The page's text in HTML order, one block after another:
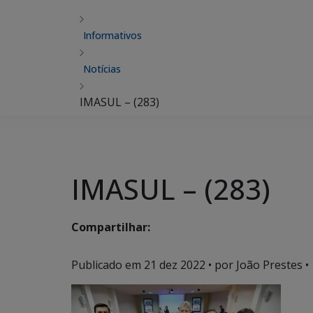
Informativos
Notícias
IMASUL – (283)
IMASUL – (283)
Compartilhar:
Publicado em 21 dez 2022 • por João Prestes •